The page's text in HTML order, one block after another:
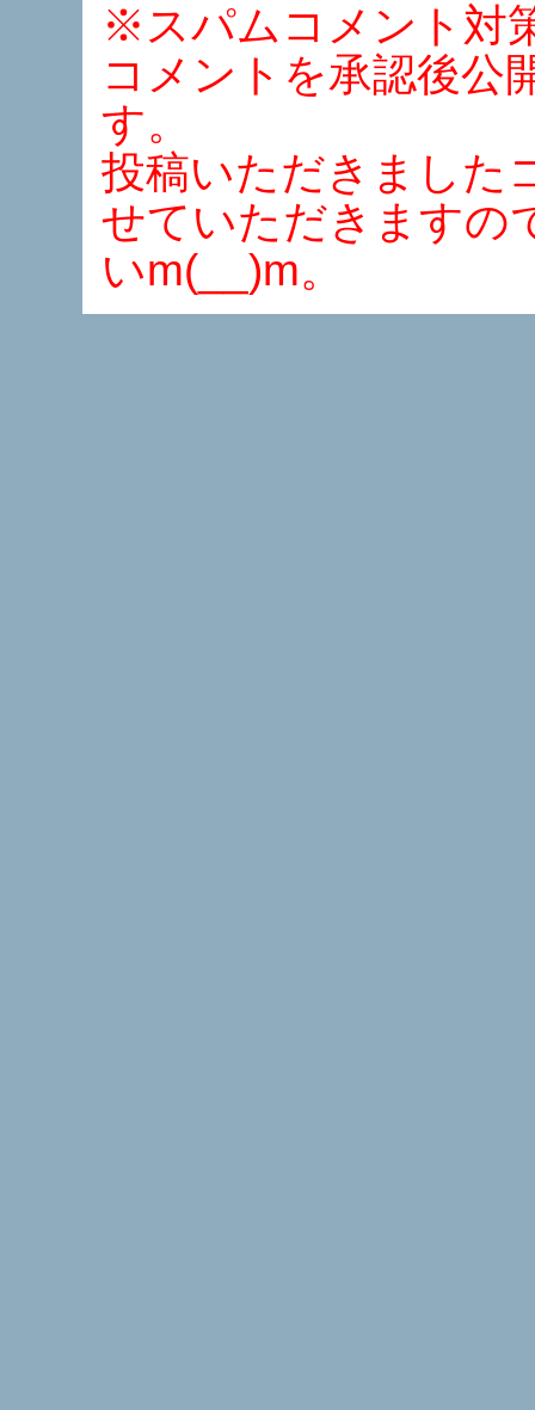
※スパムコメント対
コメントを承認後公
す。
投稿いただきました
せていただきますの
いm(__)m。